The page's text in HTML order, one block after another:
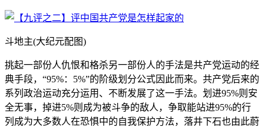
斗地主(大纪元配图)
挑起一部份人仇恨和格杀另一部份人的手法是共产党运动的经
典手段，“95%：5%”的阶级划分公式因此而来。共产党后来的
系列政治运动充分运用、不断发展了这一手法。划进95%则安
全无事，掉进5%则成为被斗争的敌人，争取能站进95%的行
列成为大多数人在恐惧中的自我保护方法，落井下石也由此蔚